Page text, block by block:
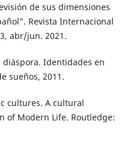
de sus dimensiones
Revista Internacional
abr/jun. 2021.
diáspora. Identidades en
sueños, 2011.
cultures. A cultural
of Modern Life. Routledge: